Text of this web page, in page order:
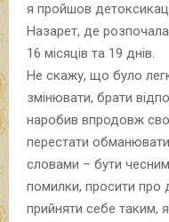
я пройшов
Назарет, де
16 місяців та 19 днів.
Не скажу, що було
змінювати, брати
наробив впродовж
перестати
словами – бути
помилки, просити про
прийняти себе таким,